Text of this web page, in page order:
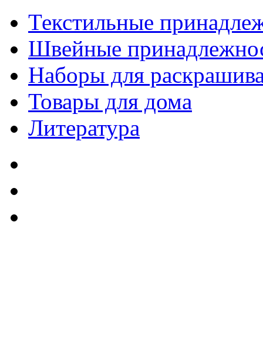
Текстильные
Швейные
Наборы для
Товары для дома
Литература